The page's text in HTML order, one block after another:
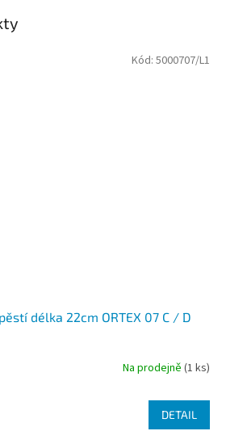
délka 22cm ORTEX 07 C / D
Na prodejně (1 ks)
DETAIL
Kód: 5000707/L1